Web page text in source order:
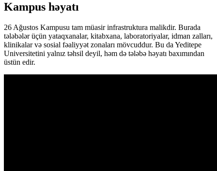
Kampus həyatı
26 Ağustos Kampusu tam müasir infrastruktura malikdir. Burada
tələbələr üçün yataqxanalar, kitabxana, laboratoriyalar, idman zalları,
klinikalar və sosial fəaliyyət zonaları mövcuddur. Bu da Yeditepe
Universitetini yalnız təhsil deyil, həm də tələbə həyatı baxımından
üstün edir.